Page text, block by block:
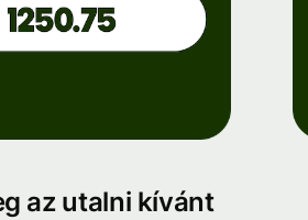
az utalni kívánt